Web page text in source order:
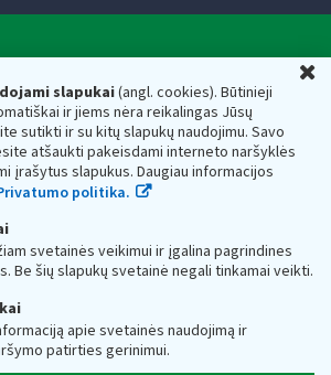
slapukai(angl. cookies). Būtinieji
ir jiems nėra reikalingas Jūsų
sutikti ir su kitų slapukų naudojimu. Savo
atšaukti pakeisdami interneto naršyklės
įrašytus slapukus. Daugiau informacijos
politika.
svetainės veikimui ir įgalina pagrindines
Be šių slapukų svetainė negali tinkamai veikti.
apie svetainės naudojimą ir
patirties gerinimui.
ministerijos
asmens kodas — 188659752,
g. 14, 01107 Vilnius, Lietuva, el.paštas:
dėžutės adresas 188659752
mokesčių inspekciją prie Lietuvos
kaupiami ir saugomi Juridinių